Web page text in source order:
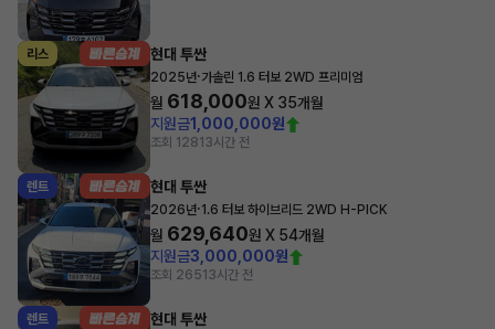
리스 현대 투싼
2025년·가솔린 1.6 터보 2WD 프리미엄
월 618,000원 X 35개월
지원금1,000,000원
조회 12813시간 전
렌트 현대 투싼
2026년·1.6 터보 하이브리드 2WD H-PICK
월 629,640원 X 54개월
지원금3,000,000원
조회 26513시간 전
렌트 현대 투싼